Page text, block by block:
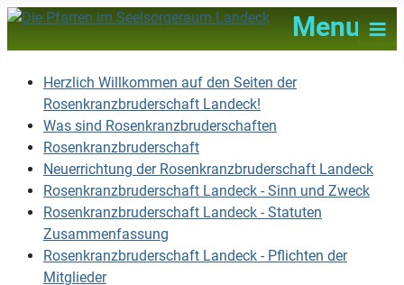
Menu ≡
Herzlich Willkommen auf den Seiten der
Rosenkranzbruderschaft Landeck!
Was sind Rosenkranzbruderschaften
Rosenkranzbruderschaft
Neuerrichtung der Rosenkranzbruderschaft Landeck
Rosenkranzbruderschaft Landeck - Sinn und Zweck
Rosenkranzbruderschaft Landeck - Statuten
Zusammenfassung
Rosenkranzbruderschaft Landeck - Pflichten der
Mitglieder